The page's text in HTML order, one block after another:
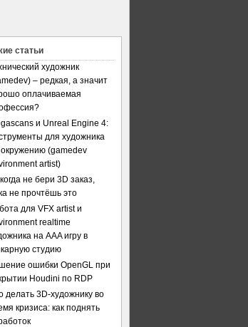
статьи
художник
– редкая, а значит
оплачиваемая
и Unreal Engine 4:
для художника
(gamedev
artist)
не бери 3D заказ,
не прочтёшь это
для VFX artist и
realtime
на AAA игру в
студию
ошибки OpenGL при
Houdini по RDP
делать 3D-художнику во
кризиса: как поднять